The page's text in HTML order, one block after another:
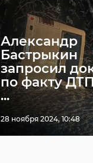
Александр
Бастрыкин
запросил
по факту
...
28 ноября 2024, 10:48